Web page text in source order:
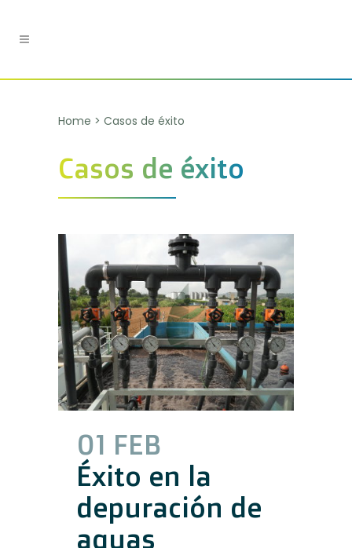
Home > Casos de éxito
Casos de éxito
01 FEB
Éxito en la
depuración de
aguas